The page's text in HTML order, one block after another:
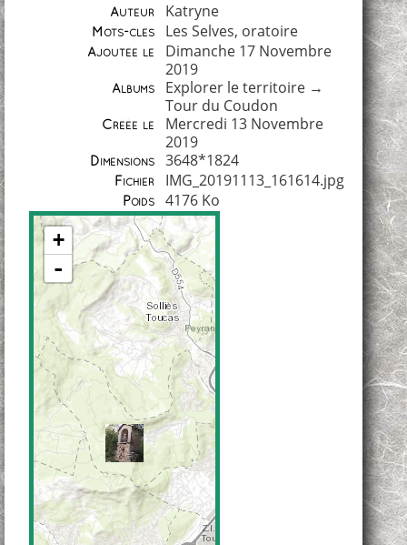
Auteur Katryne
Mots-clés Les Selves, oratoire
Ajoutée le
Dimanche 17 Novembre
2019
Albums Explorer le territoire→
Tour du Coudon
Créée le
Mercredi 13 Novembre
2019
Dimensions 3648*1824
Fichier IMG_20191113_161614.jpg
Poids 4176 Ko
+
-